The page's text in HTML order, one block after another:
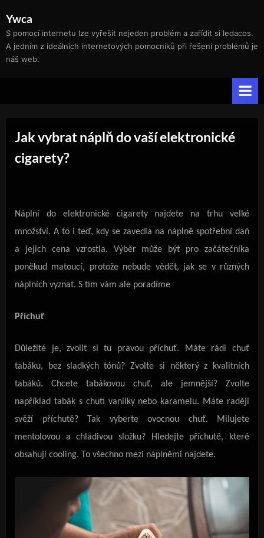
content
Ywca
S pomocí internetu lze vyřešit nejeden problém a zařídit si ledacos.
A jedním z ideálních internetových pomocníků při řešení problémů je
náš web.
Jak vybrat náplň do vaší elektronické
cigarety?
Náplní do elektronické cigarety najdete na trhu velké
množství. A to i teď, kdy se zavedla na náplně spotřební daň
a jejich cena vzrostla. Výběr může být pro začátečníka
poněkud matoucí, protože nebude vědět, jak se v různých
náplních vyznat. S tím vám ale poradíme
Příchuť
Důležité je, zvolit si tu pravou příchuť. Máte rádi chuť
tabáku, bez sladkých tónů? Zvolte si některý z kvalitních
tabáků. Chcete tabákovou chuť, ale jemnější? Zvolte
například tabák s chutí vanilky nebo karamelu. Máte raději
svěží příchutě? Tak vyberte ovocnou chuť. Milujete
mentolovou a chladivou složku? Hledejte příchutě, které
obsahují cooling. To všechno mezi náplněmi najdete.